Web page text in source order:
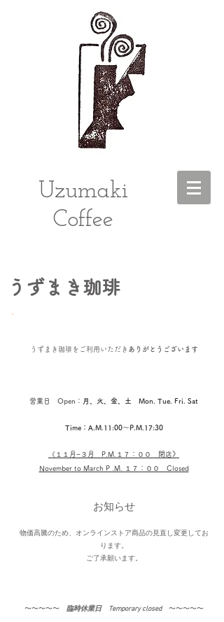
Uzumaki
Coffee
うずまき珈琲
うずまき珈琲を ご利用いただき ありがとうございます
営業日 Open： 月、火、金、土 Mon. Tue. Fri. Sat
Time：A.M.11:00〜P.M.17:30
《１１ 月−３月​ P.M.１７：００ 閉店 》
November to March P .M. １７：００ Closed
お知らせ
物価高騰のため、オンラインストア商品の見直し変更してお
ります。
​ご了承願います。
〜〜〜〜〜​ 臨時休業日 Temporary closed〜〜〜〜〜